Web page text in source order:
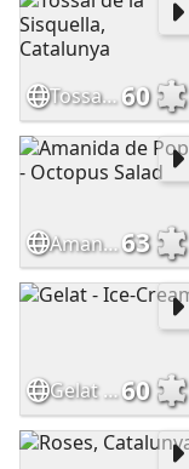
Tossal de la Sisquella, Catalunya60
Amanida de Pop - Octopus Salad63
Gelat - Ice-Cream60